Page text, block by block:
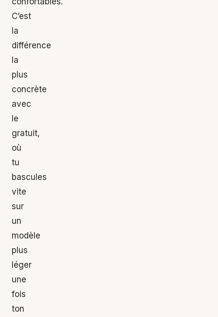
C’est
la
différence
la
plus
concrète
avec
le
gratuit,
où
tu
bascules
vite
sur
un
modèle
plus
léger
une
fois
ton